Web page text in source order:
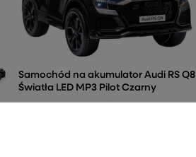
Samochód na akumulator Audi RS Q8
Światła LED MP3 Pilot Czarny